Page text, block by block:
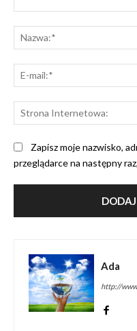
Zapisz moje nazwisko,
przeglądarce na następny
Ada
http://